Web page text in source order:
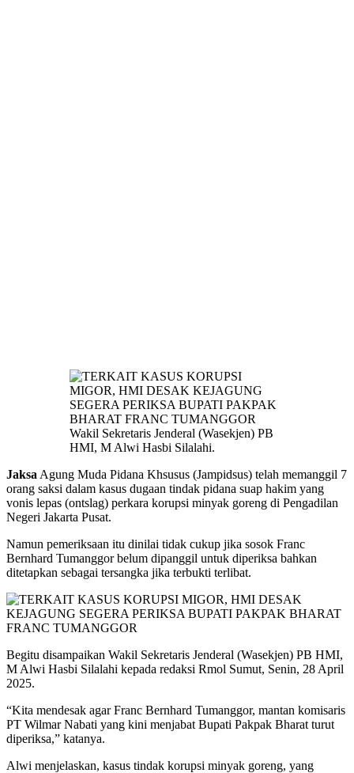
Wakil Sekretaris Jenderal (Wasekjen) PB
HMI, M Alwi Hasbi Silalahi.
Jaksa Agung Muda Pidana Khsusus (Jampidsus) telah memanggil 7
orang saksi dalam kasus dugaan tindak pidana suap hakim yang
vonis lepas (ontslag) perkara korupsi minyak goreng di Pengadilan
Negeri Jakarta Pusat.
Namun pemeriksaan itu dinilai tidak cukup jika sosok Franc
Bernhard Tumanggor belum dipanggil untuk diperiksa bahkan
ditetapkan sebagai tersangka jika terbukti terlibat.
Begitu disampaikan Wakil Sekretaris Jenderal (Wasekjen) PB HMI,
M Alwi Hasbi Silalahi kepada redaksi Rmol Sumut, Senin, 28 April
2025.
“Kita mendesak agar Franc Bernhard Tumanggor, mantan komisaris
PT Wilmar Nabati yang kini menjabat Bupati Pakpak Bharat turut
diperiksa,” katanya.
Alwi menjelaskan, kasus tindak korupsi minyak goreng, yang